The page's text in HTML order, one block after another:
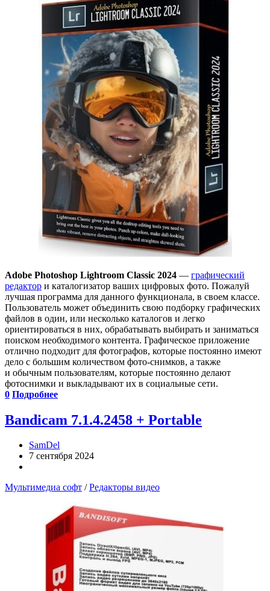
Adobe Photoshop Lightroom Classic 2024 — графический
редактор и каталогизатор ваших цифровых фото. Пожалуй
лучшая программа для данного функционала, в своем классе.
Пользователь может объединить свою подборку графических
файлов в один, или несколько каталогов и легко
ориентироваться в них, обрабатывать выбирать и заниматься
поиском необходимого контента. Графическое приложение
отлично подходит для фотографов, которые постоянно имеют
дело с большим количеством фото-снимков, а также
и обычным пользователям, которые постоянно делают
фотоснимки и выкладывают их в социальные сети.
0 Подробнее
Bandicam 7.1.4.2458 + Portable
SamDel
7 сентября 2024
Мультимедиа софт /Редакторы видео